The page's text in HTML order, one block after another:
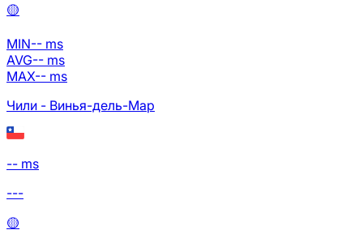
🟡
MIN-- ms
AVG-- ms
MAX-- ms
Чили - Винья-дель-Мар
-- ms
---
🟡